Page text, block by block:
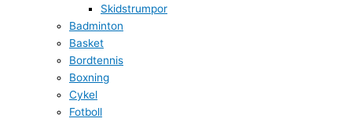
Skidstrumpor
Badminton
Basket
Bordtennis
Boxning
Cykel
Fotboll